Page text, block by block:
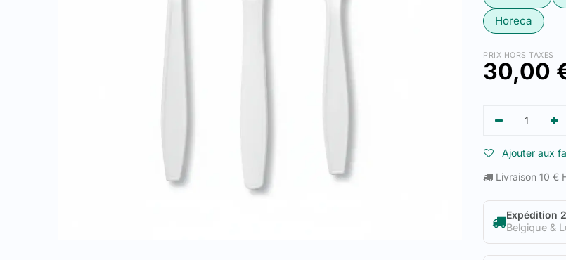
Horeca
PRIX HORS TAXES
30,00
Ajouter aux
Livraison 10 €
Expédition
Belgique &